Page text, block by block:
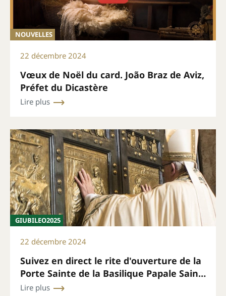
NOUVELLES
22 décembre 2024
Vœux de Noël du card. João Braz de Aviz,
Préfet du Dicastère
Lire plus
GIUBILEO2025
22 décembre 2024
Suivez en direct le rite d'ouverture de la
Porte Sainte de la Basilique Papale Saint-
Pierre, le 24 décembre à 19h00 (heure de
Lire plus